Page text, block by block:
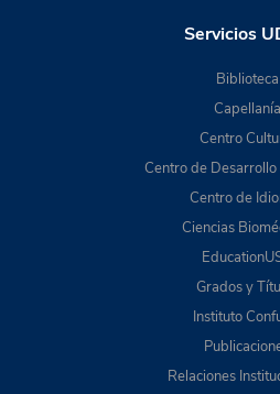
Servicios
Biblioteca
Capellanía
Centro
Centro de
Centro de
Ciencias
Grados y
Instituto
Relaciones